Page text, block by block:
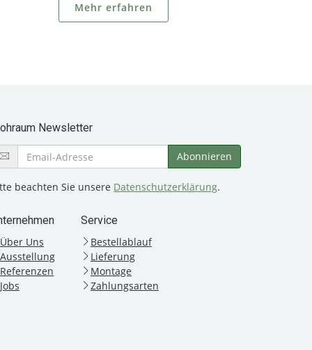
Mehr erfahren
Newsletter
beachten Sie unsere Datenschutzerklärung.
Über Uns
Ausstellung
Referenzen
Jobs
Service
Bestellablauf
Lieferung
Montage
Zahlungsarten